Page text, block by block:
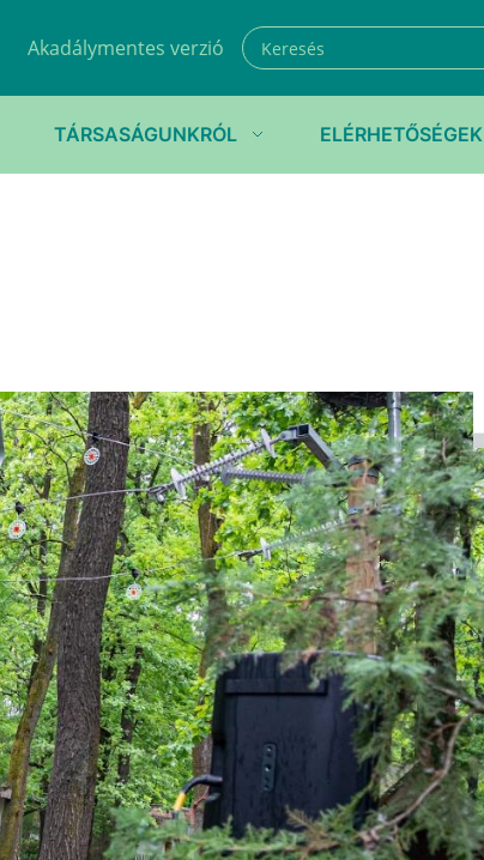
Akadálymentes verzió
TÁRSASÁGUNKRÓL ELÉRHETŐSÉGEK